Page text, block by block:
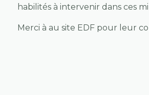
habilités à intervenir dans ces
Merci à au site EDF pour leur